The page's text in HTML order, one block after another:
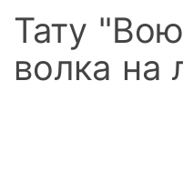
Тату
волка на